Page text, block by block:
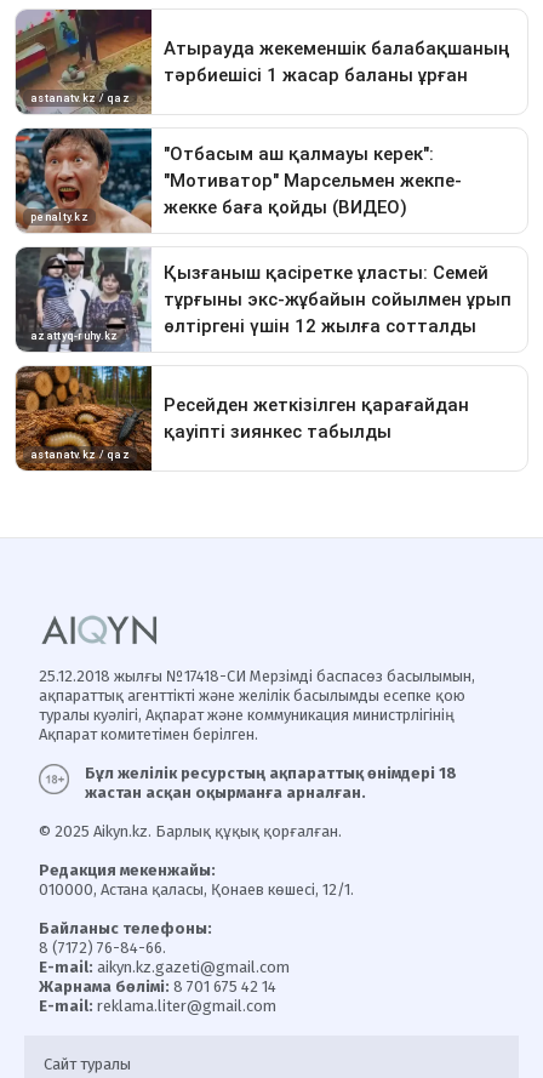
25.12.2018 жылғы №17418-СИ Мерзімді баспасөз басылымын,
ақпараттық агенттікті және желілік басылымды есепке қою
туралы куәлігі, Ақпарат және коммуникация министрлігінің
Ақпарат комитетімен берілген.
Бұл желілік ресурстың ақпараттық өнімдері 18
жастан асқан оқырманға арналған.
© 2025 Aikyn.kz. Барлық құқық қорғалған.
Редакция мекенжайы:
010000, Астана қаласы, Қонаев көшесі, 12/1.
Байланыс телефоны:
8 (7172) 76-84-66.
E-mail: aikyn.kz.gazeti@gmail.com
Жарнама бөлімі: 8 701 675 42 14
E-mail: reklama.liter@gmail.com
Сайт туралы